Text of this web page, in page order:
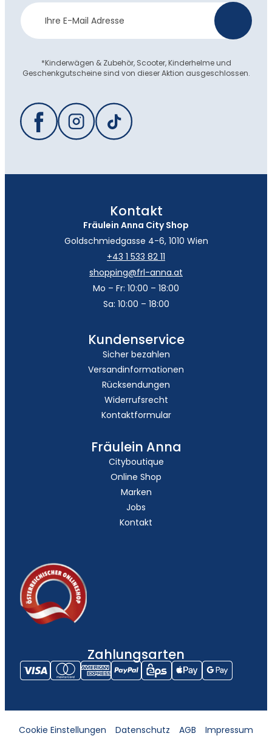
Newsletter
Anmeldung
*Kinderwägen & Zubehör, Scooter, Kinderhelme und
Geschenkgutscheine sind von dieser Aktion ausgeschlossen.
Kontakt
Fräulein Anna City Shop
Goldschmiedgasse 4-6, 1010 Wien
+43 1 533 82 11
shopping@frl-anna.at
Mo – Fr: 10:00 – 18:00
Sa: 10:00 – 18:00
Kundenservice
Sicher bezahlen
Versandinformationen
Rücksendungen
Widerrufsrecht
Kontaktformular
Fräulein Anna
Cityboutique
Online Shop
Marken
Jobs
Kontakt
Zahlungsarten
Cookie Einstellungen Datenschutz AGB Impressum